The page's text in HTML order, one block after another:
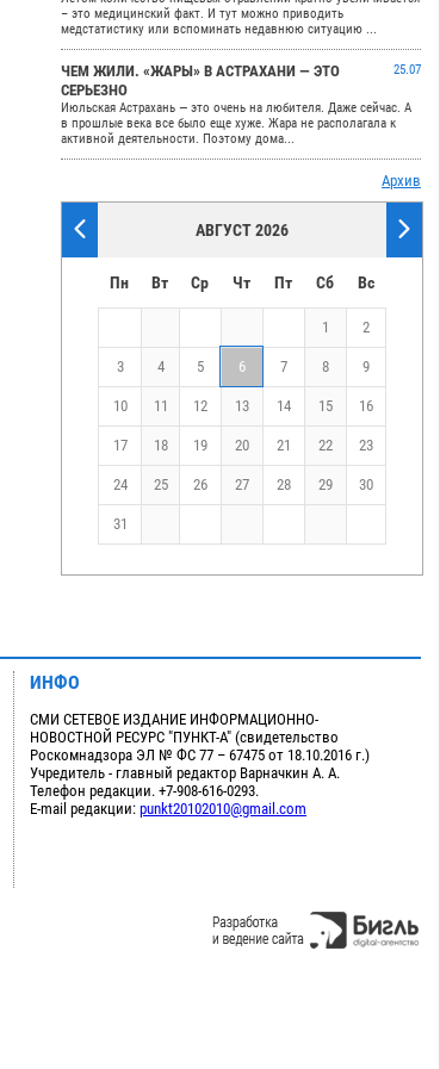
– это медицинский факт. И тут можно приводить
медстатистику или вспоминать недавнюю ситуацию ...
ЧЕМ ЖИЛИ. «ЖАРЫ» В АСТРАХАНИ — ЭТО
СЕРЬЕЗНО
25.07
Июльская Астрахань — это очень на любителя. Даже сейчас. А
в прошлые века все было еще хуже. Жара не располагала к
активной деятельности. Поэтому дома...
Архив
АВГУСТ 2026
Пн Вт Ср Чт Пт Сб Вс
1 2
3 4 5 6 7 8 9
10 11 12 13 14 15 16
17 18 19 20 21 22 23
24 25 26 27 28 29 30
31
ИНФО
СМИ СЕТЕВОЕ ИЗДАНИЕ ИНФОРМАЦИОННО-
НОВОСТНОЙ РЕСУРС "ПУНКТ-А" (свидетельство
Роскомнадзора ЭЛ № ФС 77 – 67475 от 18.10.2016 г.)
Учредитель - главный редактор Варначкин А. А.
Телефон редакции. +7-908-616-0293.
E-mail редакции: punkt20102010@gmail.com